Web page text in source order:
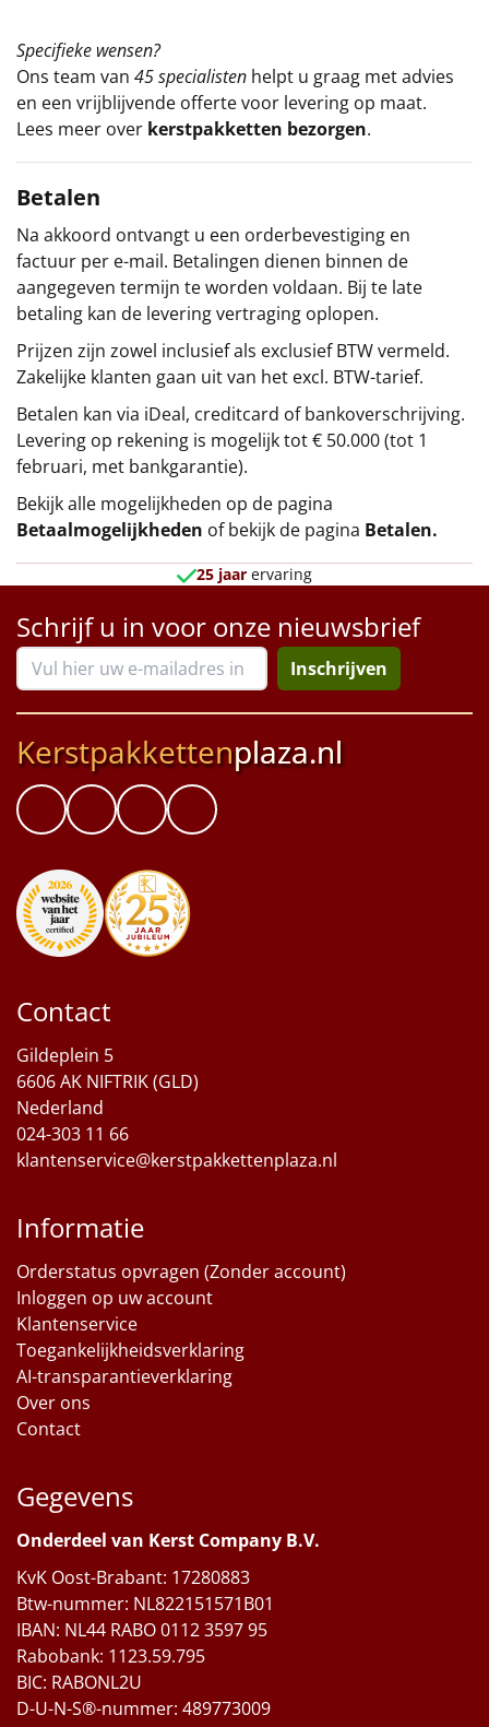
Specifieke wensen?
Ons team van 45 specialisten helpt u graag met advies
en een vrijblijvende offerte voor levering op maat.
Lees meer over kerstpakketten bezorgen.
Betalen
Na akkoord ontvangt u een orderbevestiging en
factuur per e-mail. Betalingen dienen binnen de
aangegeven termijn te worden voldaan. Bij te late
betaling kan de levering vertraging oplopen.
Prijzen zijn zowel inclusief als exclusief BTW vermeld.
Zakelijke klanten gaan uit van het excl. BTW-tarief.
Betalen kan via iDeal, creditcard of bankoverschrijving.
Levering op rekening is mogelijk tot € 50.000 (tot 1
februari, met bankgarantie).
Bekijk alle mogelijkheden op de pagina
Betaalmogelijkheden of bekijk de pagina Betalen.
25 jaar ervaring
Schrijf u in voor onze nieuwsbrief
Inschrijven
Kerstpakkettenplaza.nl
Contact
Gildeplein 5
6606 AK NIFTRIK (GLD)
Nederland
024-303 11 66
klantenservice@kerstpakkettenplaza.nl
Informatie
Orderstatus opvragen (Zonder account)
Inloggen op uw account
Klantenservice
Toegankelijkheidsverklaring
AI-transparantieverklaring
Over ons
Contact
Gegevens
Onderdeel van Kerst Company B.V.
KvK Oost-Brabant: 17280883
Btw-nummer: NL822151571B01
IBAN: NL44 RABO 0112 3597 95
Rabobank: 1123.59.795
BIC: RABONL2U
D-U-N-S®-nummer: 489773009